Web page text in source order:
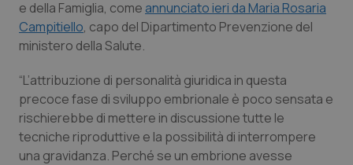
Lazio
Lombardia
Marche
Diabete & glucometri
Dolore
Donna & Salute
e della Famiglia, come annunciato ieri da Maria Rosaria
Campitiello, capo del Dipartimento Prevenzione del
ministero della Salute.
“L’attribuzione di personalità giuridica in questa
precoce fase di sviluppo embrionale è poco sensata e
rischierebbe di mettere in discussione tutte le
tecniche riproduttive e la possibilità di interrompere
una gravidanza. Perché se un embrione avesse